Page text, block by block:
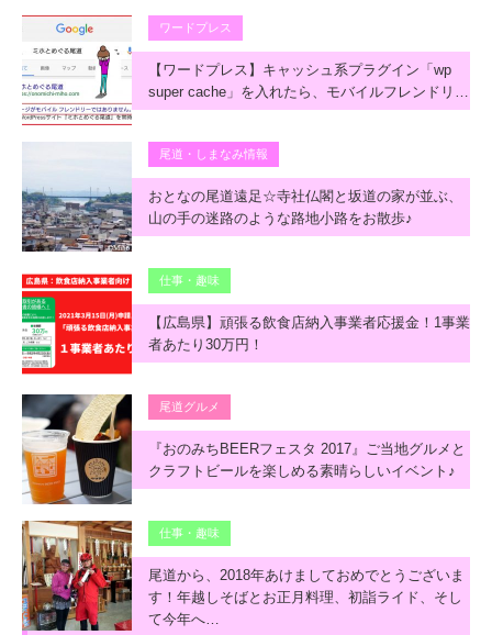
ワードプレス
【ワードプレス】キャッシュ系プラグイン「wp
super cache」を入れたら、モバイルフレンドリ…
尾道・しまなみ情報
おとなの尾道遠足☆寺社仏閣と坂道の家が並ぶ、
山の手の迷路のような路地小路をお散歩♪
仕事・趣味
【広島県】頑張る飲食店納入事業者応援金！1事業
者あたり30万円！
尾道グルメ
『おのみちBEERフェスタ 2017』ご当地グルメと
クラフトビールを楽しめる素晴らしいイベント♪
仕事・趣味
尾道から、2018年あけましておめでとうございま
す！年越しそばとお正月料理、初詣ライド、そし
て今年へ…